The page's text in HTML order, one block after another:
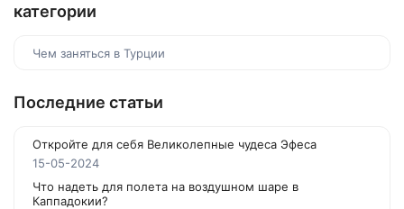
категории
Чем заняться в Турции
Последние статьи
Откройте для себя Великолепные чудеса Эфеса
15-05-2024
Что надеть для полета на воздушном шаре в
Каппадокии?